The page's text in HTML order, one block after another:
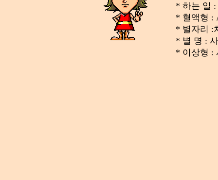
* 하는 일
* 혈액형 :
* 별자리 :
* 별 명 :
* 이상형 :